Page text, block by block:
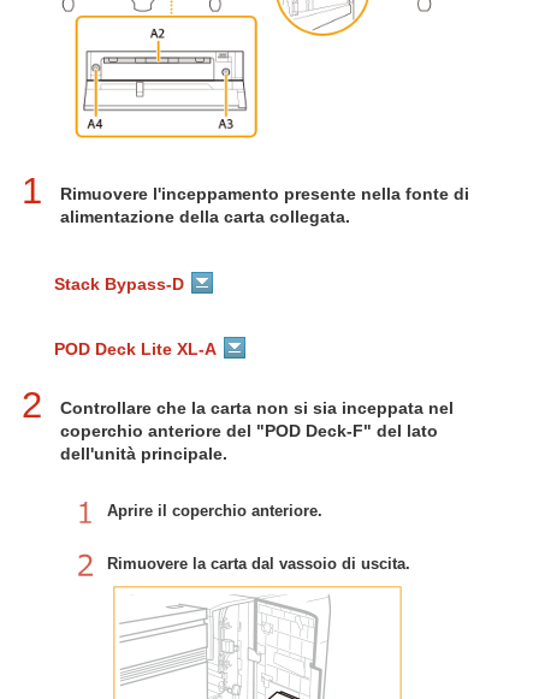
1
Rimuovere l'inceppamento presente nella fonte di
alimentazione della carta collegata.
Stack Bypass-D
POD Deck Lite XL-A
2
Controllare che la carta non si sia inceppata nel
coperchio anteriore del "POD Deck-F" del lato
dell'unità principale.
Aprire il coperchio anteriore.
Rimuovere la carta dal vassoio di uscita.